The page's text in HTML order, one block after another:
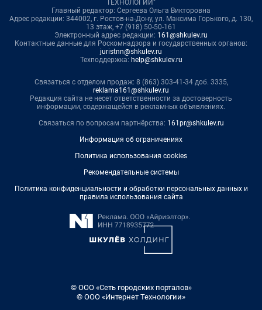
ТЕХНОЛОГИИ"
Главный редактор: Сергеева Ольга Викторовна
Адрес редакции: 344002, г. Ростов-на-Дону, ул. Максима Горького, д. 130,
13 этаж, +7 (918) 50-50-161
Электронный адрес редакции: 161@shkulev.ru
Контактные данные для Роскомнадзора и государственных органов:
juristnn@shkulev.ru
Техподдержка: help@shkulev.ru
Связаться с отделом продаж: 8 (863) 303-41-34 доб. 3335,
reklama161@shkulev.ru
Редакция сайта не несет ответственности за достоверность
информации, содержащейся в рекламных объявлениях.
Связаться по вопросам партнёрства: 161pr@shkulev.ru
Информация об ограничениях
Политика использования cookies
Рекомендательные системы
Политика конфиденциальности и обработки персональных данных и
правила использования сайта
© ООО «Сеть городских порталов»
© ООО «Интернет Технологии»